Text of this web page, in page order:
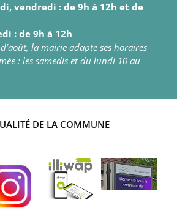
vendredi : de 9h à 12h et de
: de 9h à 12h
la mairie adapte ses horaires
: les samedis et du lundi 10 au
DE LA COMMUNE